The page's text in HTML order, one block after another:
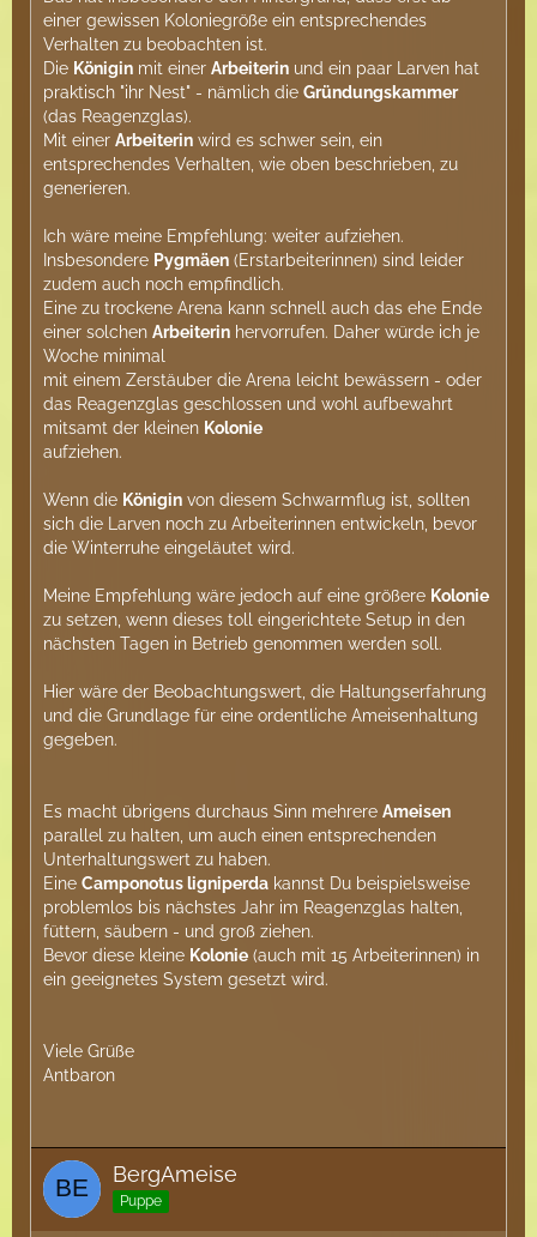
einer gewissen Koloniegröße ein entsprechendes
Verhalten zu beobachten ist.
Die Königin mit einer Arbeiterin und ein paar Larven hat
praktisch "ihr Nest" - nämlich die Gründungskammer
(das Reagenzglas).
Mit einer Arbeiterin wird es schwer sein, ein
entsprechendes Verhalten, wie oben beschrieben, zu
generieren.
Ich wäre meine Empfehlung: weiter aufziehen.
Insbesondere Pygmäen (Erstarbeiterinnen) sind leider
zudem auch noch empfindlich.
Eine zu trockene Arena kann schnell auch das ehe Ende
einer solchen Arbeiterin hervorrufen. Daher würde ich je
Woche minimal
mit einem Zerstäuber die Arena leicht bewässern - oder
das Reagenzglas geschlossen und wohl aufbewahrt
mitsamt der kleinen Kolonie
aufziehen.
Wenn die Königin von diesem Schwarmflug ist, sollten
sich die Larven noch zu Arbeiterinnen entwickeln, bevor
die Winterruhe eingeläutet wird.
Meine Empfehlung wäre jedoch auf eine größere Kolonie
zu setzen, wenn dieses toll eingerichtete Setup in den
nächsten Tagen in Betrieb genommen werden soll.
Hier wäre der Beobachtungswert, die Haltungserfahrung
und die Grundlage für eine ordentliche Ameisenhaltung
gegeben.
Es macht übrigens durchaus Sinn mehrere Ameisen
parallel zu halten, um auch einen entsprechenden
Unterhaltungswert zu haben.
Eine Camponotus ligniperda kannst Du beispielsweise
problemlos bis nächstes Jahr im Reagenzglas halten,
füttern, säubern - und groß ziehen.
Bevor diese kleine Kolonie (auch mit 15 Arbeiterinnen) in
ein geeignetes System gesetzt wird.
Viele Grüße
Antbaron
BergAmeise
Puppe